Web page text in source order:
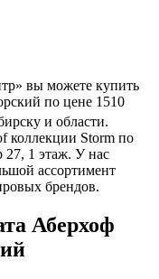
вы можете купить
по цене 1510
и области.
коллекции Storm по
27, 1 этаж. У нас
ассортимент
брендов.
Аберхоф